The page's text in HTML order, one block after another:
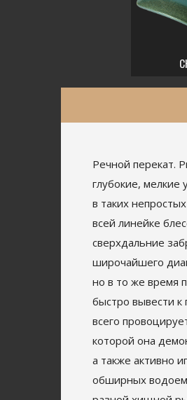
Речной перекат.
глубокие, мелкие
в таких
всей линейке
сверхдальние
широчайшего
но в то же время
быстро вывести
всего
которой она
а также активно
обширных